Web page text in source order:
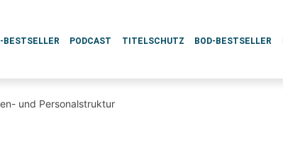
BESTSELLER PODCAST TITELSCHUTZ BOD-BESTSELLER
und Personalstruktur